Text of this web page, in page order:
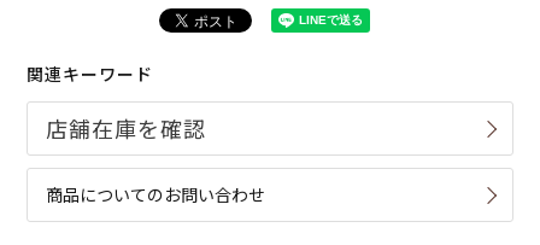
関連キーワード
商品についてのお問い合わせ